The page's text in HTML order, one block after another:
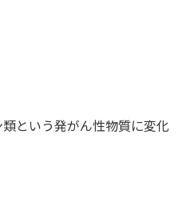
という発がん性物質に変化